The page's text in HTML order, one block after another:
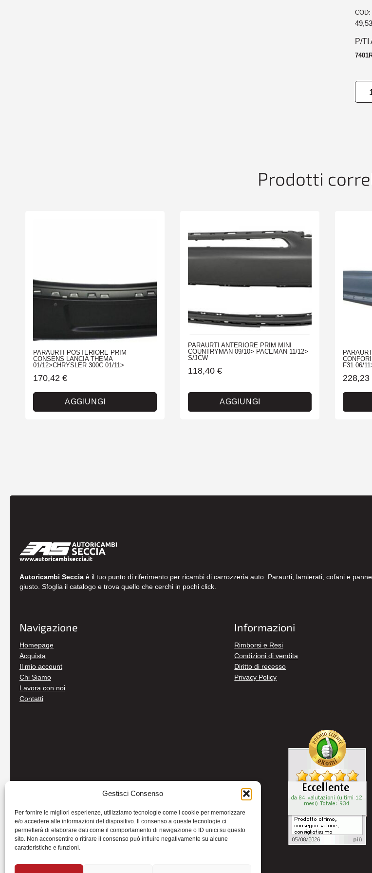
Gestisci Consenso
Per fornire le migliori esperienze, utilizziamo tecnologie come i cookie per memorizzare
e/o accedere alle informazioni del dispositivo. Il consenso a queste tecnologie ci
permetterà di elaborare dati come il comportamento di navigazione o ID unici su questo
sito. Non acconsentire o ritirare il consenso può influire negativamente su alcune
caratteristiche e funzioni.
COD:
49,53
P/TI
Prodotti
PARAURTI POSTERIORE PRIM
CONSENS LANCIA THEMA
01/12>CHRYSLER 300C 01/11>
170,42 €
AGGIUNGI
PARAURTI ANTERIORE PRIM MINI
COUNTRYMAN 09/10> PACEMAN 11/12>
S/JCW
118,40 €
AGGIUNGI
F31 06/
228,23
Autoricambi Seccia è il tuo punto di riferimento per ricambi di carrozzeria auto. Paraurti, lamierati, cofani e
giusto. Sfoglia il catalogo e trova quello che cerchi in pochi click.
Navigazione
Homepage
Acquista
Il mio account
Chi Siamo
Lavora con noi
Contatti
Informazioni
Rimborsi e Resi
Condizioni di vendita
Diritto di recesso
Privacy Policy